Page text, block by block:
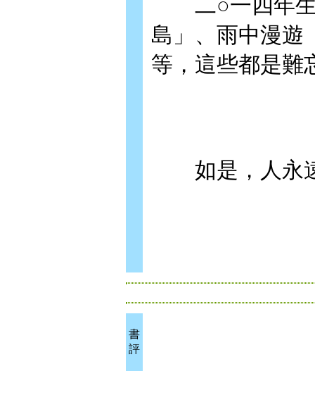
二○一四年生
島」、雨中漫遊
等，這些都是難
如是，人永遠
書
評